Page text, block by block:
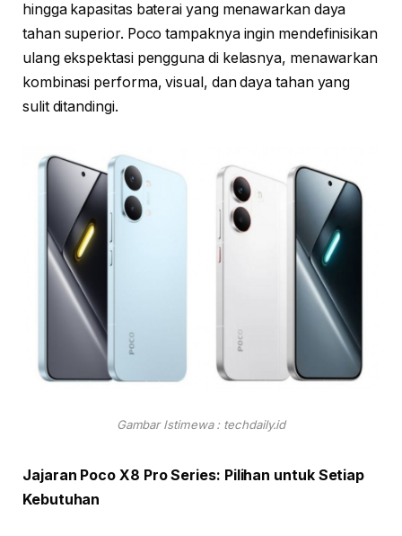
hingga kapasitas baterai yang menawarkan daya
tahan superior. Poco tampaknya ingin mendefinisikan
ulang ekspektasi pengguna di kelasnya, menawarkan
kombinasi performa, visual, dan daya tahan yang
sulit ditandingi.
Gambar Istimewa : techdaily.id
Jajaran Poco X8 Pro Series: Pilihan untuk Setiap
Kebutuhan